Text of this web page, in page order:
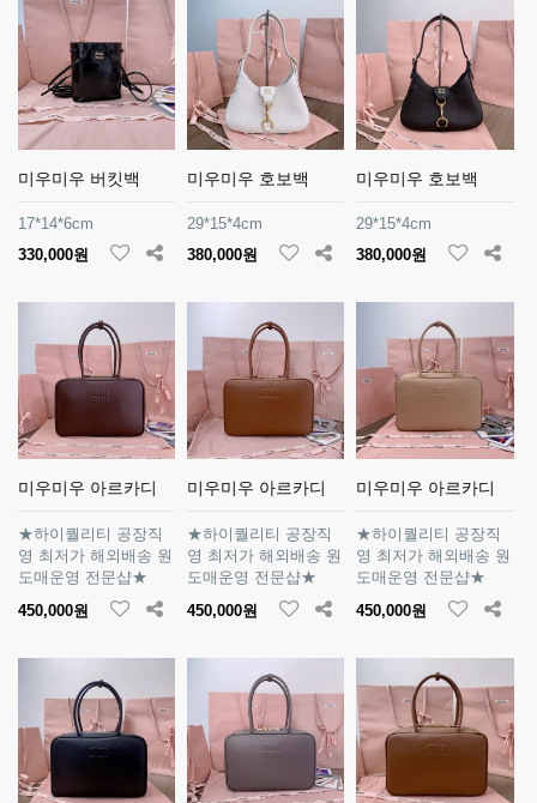
미우미우 버킷백
17*14*6cm
330,000원
미우미우 호보백
29*15*4cm
380,000원
미우미우 호보백
29*15*4cm
380,000원
미우미우 아르카디
★하이퀄리티 공장직
영 최저가 해외배송 원
도매운영 전문샵★
450,000원
미우미우 아르카디
★하이퀄리티 공장직
영 최저가 해외배송 원
도매운영 전문샵★
450,000원
미우미우 아르카디
★하이퀄리티 공장직
영 최저가 해외배송 원
도매운영 전문샵★
450,000원